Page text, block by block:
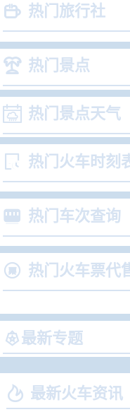
 热门旅行社
 热门景点
 热门景点天气
 热门火车时刻
 热门车次查询
 热门火车票代
最新专题
 最新火车资讯